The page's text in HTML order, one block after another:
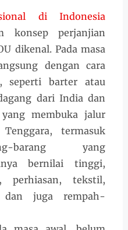
di Indonesia
konsep perjanjian
dikenal. Pada masa
dengan cara
seperti barter atau
dari India dan
membuka jalur
termasuk
barang yang
bernilai tinggi,
perhiasan, tekstil,
dan juga rempah-